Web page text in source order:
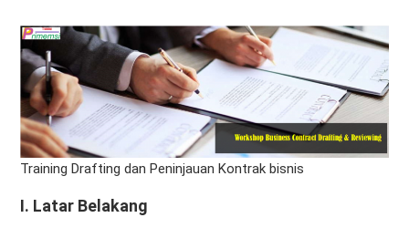
Training Drafting dan Peninjauan Kontrak bisnis
I. Latar Belakang